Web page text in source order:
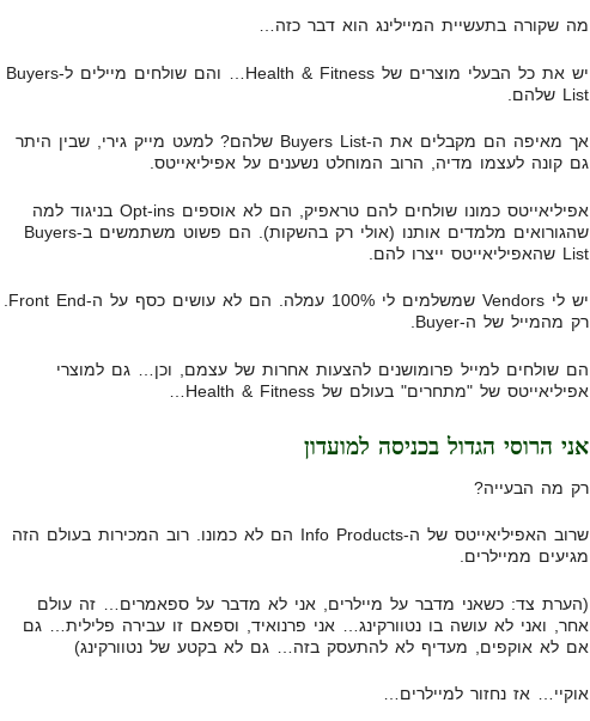
מה שקורה בתעשיית המיילינג הוא דבר כזה…
יש את כל הבעלי מוצרים של Health & Fitness… והם שולחים מיילים ל-Buyers
List שלהם.
אך מאיפה הם מקבלים את ה-Buyers List שלהם? למעט מייק גירי, שבין היתר
גם קונה לעצמו מדיה, הרוב המוחלט נשענים על אפיליאייטס.
אפיליאייטס כמונו שולחים להם טראפיק, הם לא אוספים Opt-ins בניגוד למה
שהגורואים מלמדים אותנו (אולי רק בהשקות). הם פשוט משתמשים ב-Buyers
List שהאפיליאייטס ייצרו להם.
יש לי Vendors שמשלמים לי 100% עמלה. הם לא עושים כסף על ה-Front End.
רק מהמייל של ה-Buyer.
הם שולחים למייל פרומושנים להצעות אחרות של עצמם, וכן… גם למוצרי
אפיליאייטס של "מתחרים" בעולם של Health & Fitness…
אני הרוסי הגדול בכניסה למועדון
רק מה הבעייה?
שרוב האפיליאייטס של ה-Info Products הם לא כמונו. רוב המכירות בעולם הזה
מגיעים ממיילרים.
(הערת צד: כשאני מדבר על מיילרים, אני לא מדבר על ספאמרים… זה עולם
אחר, ואני לא עושה בו נטוורקינג… אני פרנואיד, וספאם זו עבירה פלילית… גם
אם לא אוקפים, מעדיף לא להתעסק בזה… גם לא בקטע של נטוורקינג)
אוקיי… אז נחזור למיילרים…